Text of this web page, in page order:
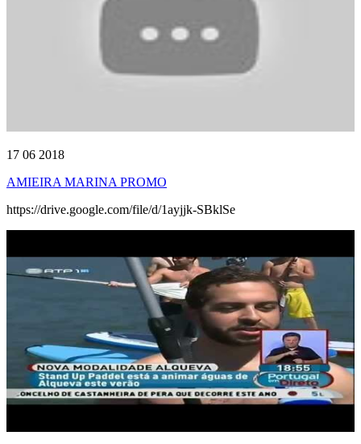
17 06 2018
AMIEIRA MARINA PROMO
https://drive.google.com/file/d/1ayjjk-SBklSe